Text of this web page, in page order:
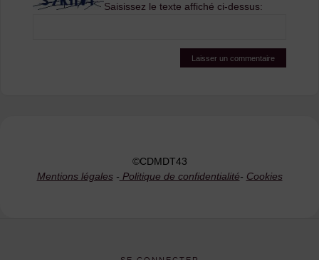
Saisissez le texte affiché ci-dessus:
©CDMDT43
Mentions légales- Politique de confidentialité- Cookies